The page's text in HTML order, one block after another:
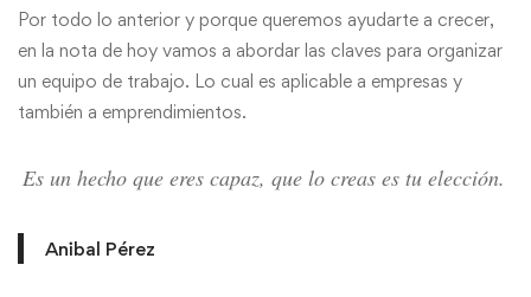
Por todo lo anterior y porque queremos ayudarte a crecer,
en la nota de hoy vamos a abordar las claves para organizar
un equipo de trabajo. Lo cual es aplicable a empresas y
también a emprendimientos.
Es un hecho que eres capaz, que lo creas es tu elección.
Anibal Pérez